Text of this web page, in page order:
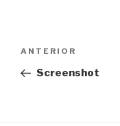
entradas
Entrada
anterior:
ANTERIOR
Screenshot